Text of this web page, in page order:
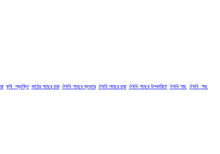
কৃষি_প্রযুক্তি কাঠের গাছের চারা ঔষধি গাছের ব্যবহার ঔষধি গাছের চারা ঔষধি গাছের উপকারিতা ঔষধি গাছ ঔষধি_গাছ